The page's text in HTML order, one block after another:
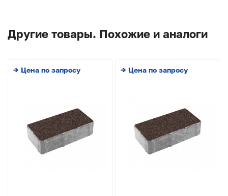
Другие товары. Похожие и аналоги
→ Цена по запросу → Цена по запросу